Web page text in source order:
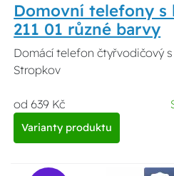
Domovní telefony s
211 01 různé barvy
Domácí telefon čtyřvodičový s
Stropkov
od 639 Kč
Varianty produktu